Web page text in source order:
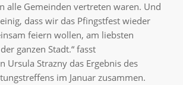
alle Gemeinden vertreten waren. Und
dass wir das Pfingstfest wieder
feiern wollen, am liebsten
ganzen Stadt.“ fasst
Ursula Strazny das Ergebnis des
im Januar zusammen.